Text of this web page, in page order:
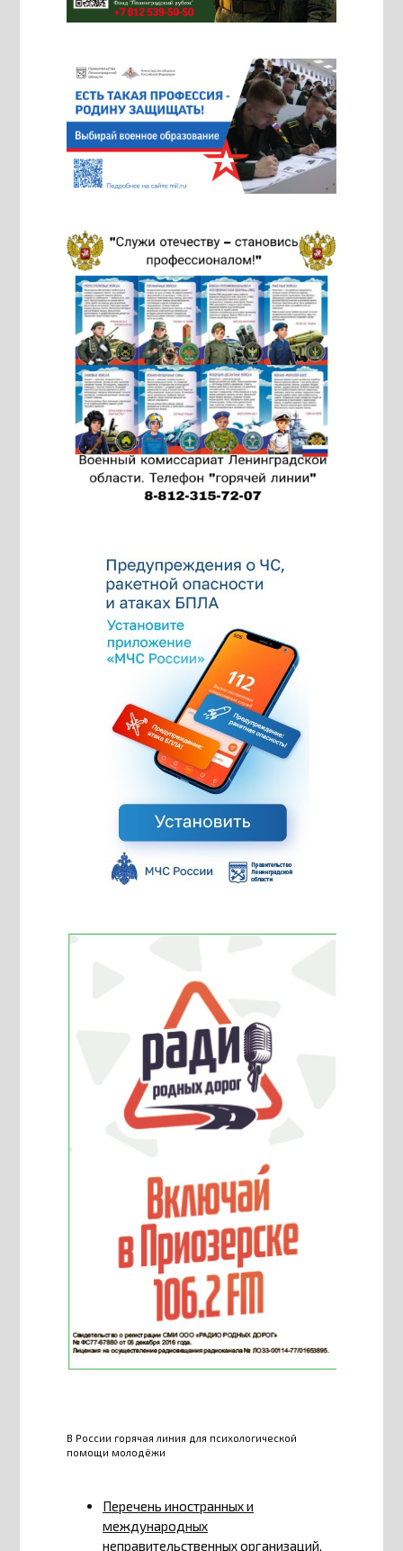
В России горячая линия для психологической
помощи молодёжи
Перечень иностранных и
международных
неправительственных организаций,